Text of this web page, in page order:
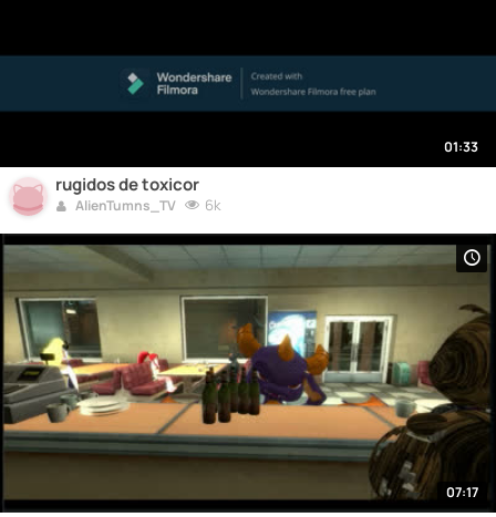
01:33
rugidos de toxicor
AlienTumns_TV 6k
07:17